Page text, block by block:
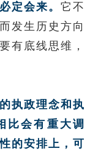
定会来。它不
发生历史方向
有底线思维，
执政理念和执
比会有重大调
的安排上，可